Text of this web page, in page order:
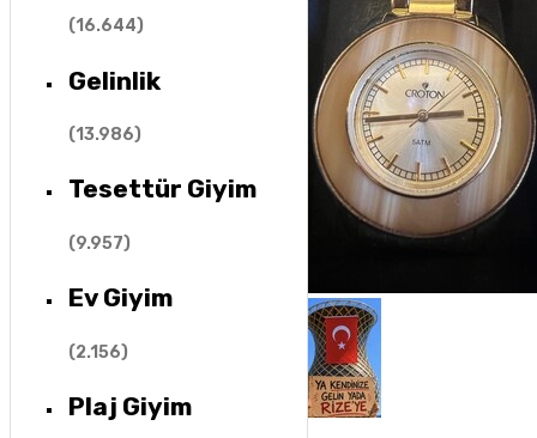
(16.644)
Gelinlik
(13.986)
Tesettür Giyim
(9.957)
Ev Giyim
(2.156)
Plaj Giyim